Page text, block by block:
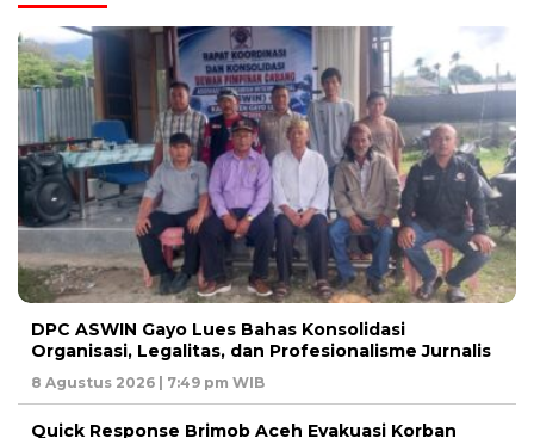
DPC ASWIN Gayo Lues Bahas Konsolidasi
Organisasi, Legalitas, dan Profesionalisme Jurnalis
8 Agustus 2026 | 7:49 pm WIB
Quick Response Brimob Aceh Evakuasi Korban